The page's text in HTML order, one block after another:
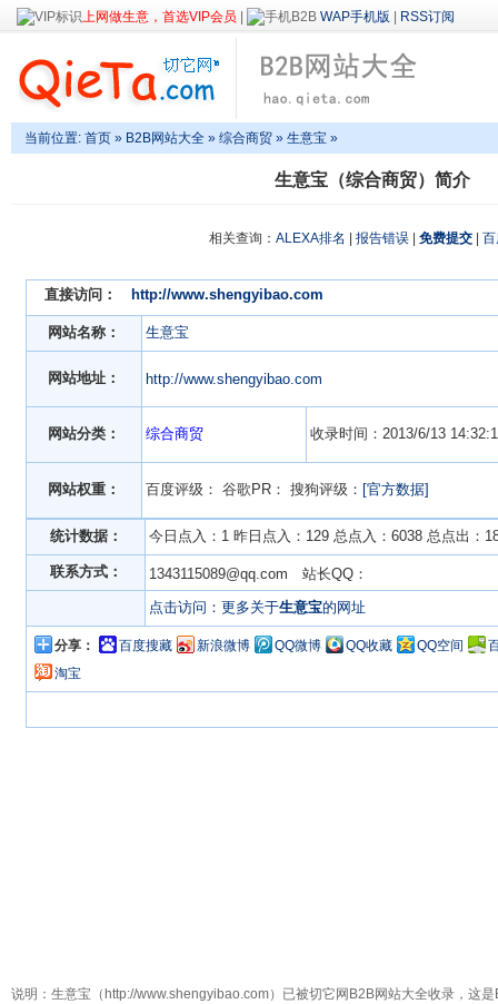
上网做生意，首选VIP会员 WAP手机版 RSS订阅
当前位置: 首页 » B2B网站大全 » 综合商贸 » 生意宝 »
生意宝（综合商贸）简介
相关查询： ALEXA排名 报告错误 免费提交
直接访问： http://www.shengyibao.com
网站名称： 生意宝
网站地址： http://www.shengyibao.com
网站分类： 综合商贸 收录时间：2013/6/13
网站权重： 百度评级： 谷歌PR： 搜狗评级： [官方数据]
统计数据： 今日点入：1 昨日点入：129 总点入：6038 总点出：
联系方式：
1343115089@qq.com 站长QQ：
点击访问：更多关于生意宝的网址
分享： 百度搜藏 新浪微博 QQ微博 QQ收藏 QQ空间
淘宝
说明：生意宝（http://www.shengyibao.com）已被切它网B2B网站大全收录，这